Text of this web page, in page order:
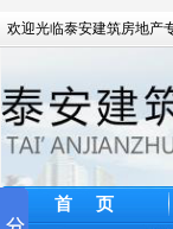
欢迎光临泰安建筑房地产
首 页